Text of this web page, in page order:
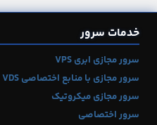
خدمات سرور
سرور مجازی ابری VPS
سرور مجازی با منابع اختصاصی VDS
سرور مجازی میکروتیک
سرور اختصاصی